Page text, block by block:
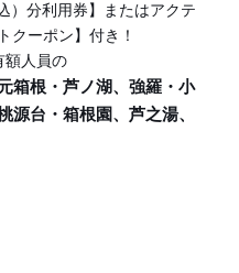
）分利用券】またはアクテ
クーポン】付き！
額人員の
箱根・芦ノ湖、強羅・小
台・箱根園、芦之湯、